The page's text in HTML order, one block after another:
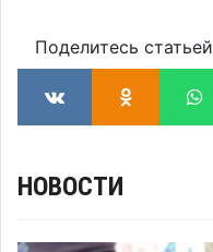
Поделитесь статьей
НОВОСТИ